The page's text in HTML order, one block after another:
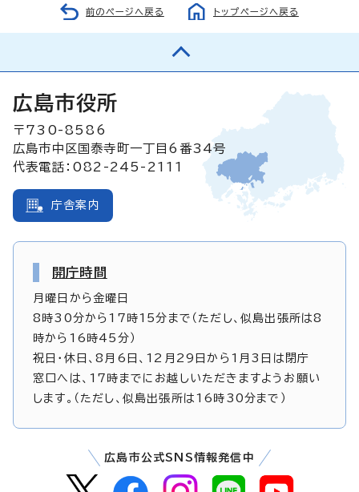
前のページへ戻る トップページへ戻る
広島市役所
〒730-8586
広島市中区国泰寺町一丁目6番34号
代表電話：082-245-2111
庁舎案内
開庁時間
月曜日から金曜日
8時30分から17時15分まで（ただし、似島出張所は8
時から16時45分）
祝日・休日、8月6日、12月29日から1月3日は閉庁
窓口へは、17時までにお越しいただきますようお願い
します。（ただし、似島出張所は16時30分まで）
広島市公式SNS情報発信中